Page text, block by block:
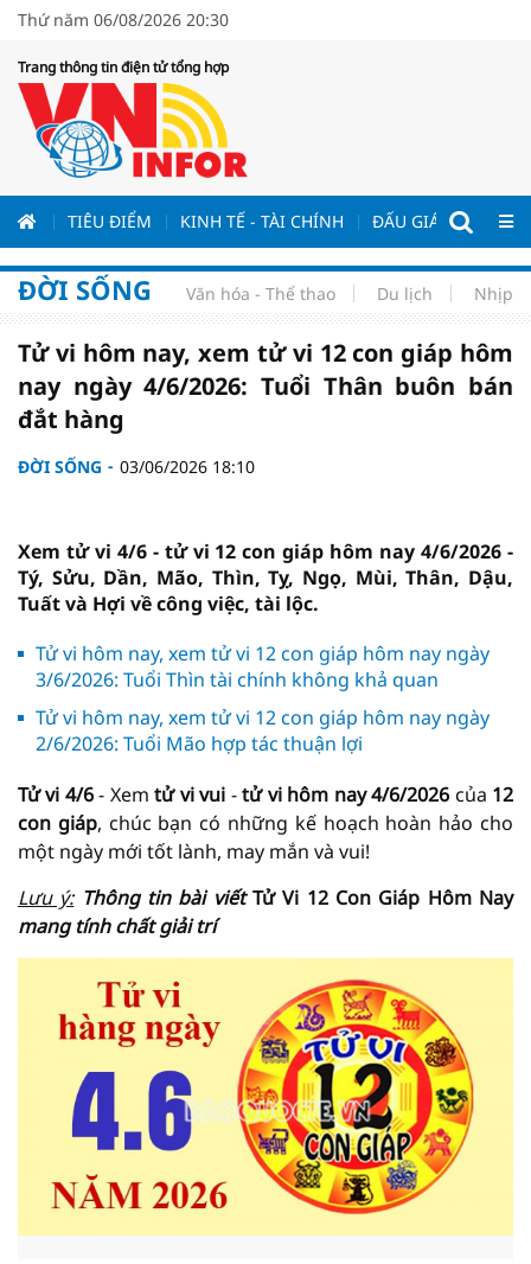
Thứ năm 06/08/2026 20:30
Trang thông tin điện tử tổng hợp
TIÊU ĐIỂM KINH TẾ - TÀI CHÍNH ĐẤU GIÁ - ĐẤU
ĐỜI SỐNG Văn hóa - Thể thao Du lịch Nhịp
Tử vi hôm nay, xem tử vi 12 con giáp hôm
nay ngày 4/6/2026: Tuổi Thân buôn bán
đắt hàng
ĐỜI SỐNG 03/06/2026 18:10
Xem tử vi 4/6 - tử vi 12 con giáp hôm nay 4/6/2026 -
Tý, Sửu, Dần, Mão, Thìn, Tỵ, Ngọ, Mùi, Thân, Dậu,
Tuất và Hợi về công việc, tài lộc.
Tử vi hôm nay, xem tử vi 12 con giáp hôm nay ngày
3/6/2026: Tuổi Thìn tài chính không khả quan
Tử vi hôm nay, xem tử vi 12 con giáp hôm nay ngày
2/6/2026: Tuổi Mão hợp tác thuận lợi
Tử vi 4/6- Xemtử vi vui -tử vi hôm nay 4/6/2026 của 12
con giáp, chúc bạn có những kế hoạch hoàn hảo cho
một ngày mới tốt lành, may mắn và vui!
Lưu ý: Thông tin bài viếtTử Vi 12 Con Giáp Hôm Nay
mang tính chất giải trí